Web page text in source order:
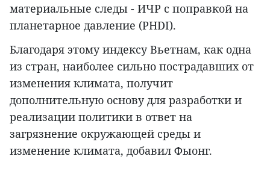
материальные следы - ИЧР с поправкой на
планетарное давление (PHDI).
Благодаря этому индексу Вьетнам, как одна
из стран, наиболее сильно пострадавших от
изменения климата, получит
дополнительную основу для разработки и
реализации политики в ответ на
загрязнение окружающей среды и
изменение климата, добавил Фыонг.